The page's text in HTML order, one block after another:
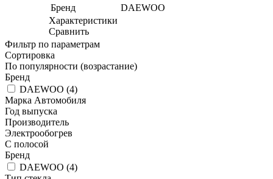
Бренд
DAEWOO
Характеристики
Сравнить
Фильтр по параметрам
Сортировка
По популярности (возрастание)
Бренд
DAEWOO (4)
Марка Автомобиля
Год выпуска
Производитель
Электрообогрев
С полосой
Бренд
DAEWOO (4)